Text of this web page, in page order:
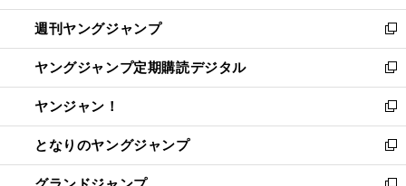
開
く
ウ
で
開
く
ン
ド
ウ
で
開
く
ウ
ィ
ン
ド
ウ
で
開
く
週刊ヤングジャンプ
新
し
い
ウ
ィ
ン
ド
ウ
ヤングジャンプ定期購読デジタル
新
し
い
ウ
ィ
ン
ヤンジャン！
新
し
い
ウ
となりのヤングジャンプ
新
し